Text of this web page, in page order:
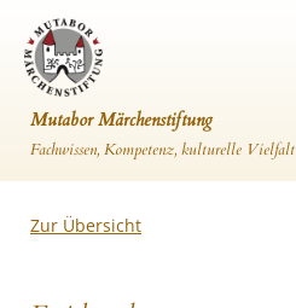
Mutabor Märchenstiftung
Fachwissen, Kompetenz, kulturelle Vielfalt
Zur Übersicht